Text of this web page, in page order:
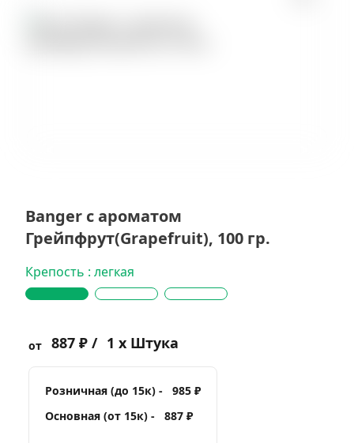
Banger с ароматом
Грейпфрут(Grapefruit), 100 гр.
Крепость : легкая
от 887 ₽ / 1 x Штука
Розничная (до 15к) -
985 ₽
Основная (от 15к) -
887 ₽